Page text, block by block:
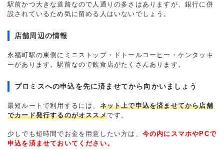
駅前かつ大きな道路なので人通りの多さはありますが、銀行に併
設されているため気に留める人はいないでしょう。
店舗周辺の情報
永福町駅の東側にミニストップ・ドトールコーヒー・ケンタッキ
ーがあります。駅前なので飲食店がたくさんあります。
プロミスへの申込を先に済ませてから向かいましょう
最短ルートで利用するには、 ネット上で申込を済ませてから店舗
でカード発行するのがオススメです。
少しでも短時間でお金を用意したい方は、 今の内にスマホやPCで
申込を済ませておいてください。